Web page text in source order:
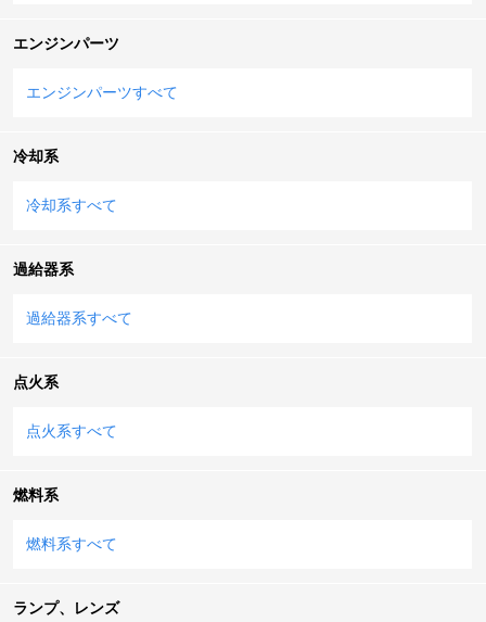
エンジンパーツ
エンジンパーツすべて
冷却系
冷却系すべて
過給器系
過給器系すべて
点火系
点火系すべて
燃料系
燃料系すべて
ランプ、レンズ